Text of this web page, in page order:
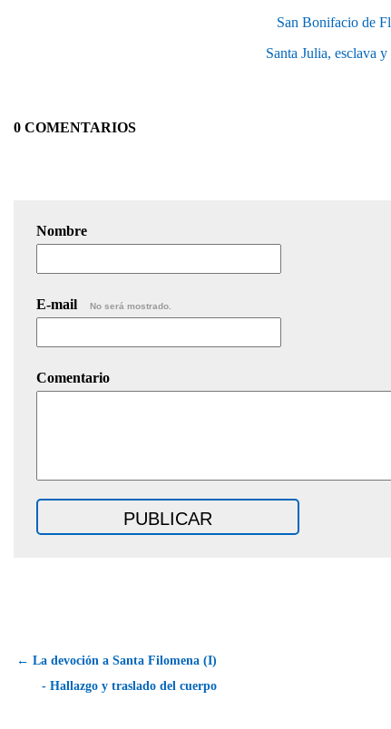
San Bonifacio de
Santa Julia, esclava
0 COMENTARIOS
Nombre
E-mail No será mostrado.
Comentario
← La devoción a Santa Filomena (I)
- Hallazgo y traslado del cuerpo